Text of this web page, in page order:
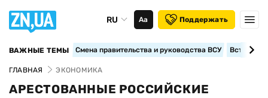
RU Аа Поддержать
ВАЖНЫЕ ТЕМЫ Смена правительства и руководства ВСУ
ГЛАВНАЯ ЭКОНОМИКА
АРЕСТОВАННЫЕ РОССИЙСКИЕ